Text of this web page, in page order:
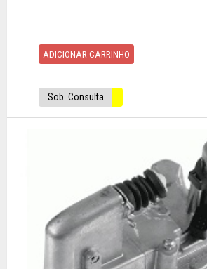
ADICIONAR CARRINHO
Sob. Consulta